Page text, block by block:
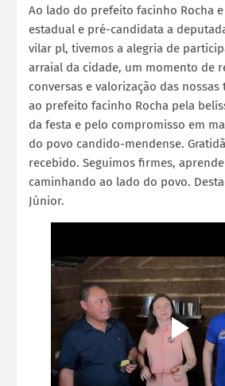
Ao lado do prefeito facinho Rocha
estadual e pré-candidata a
vilar pl, tivemos a alegria de
arraial da cidade, um momento de
conversas e valorização das nossas
ao prefeito facinho Rocha pela
da festa e pelo compromisso em
do povo candido-mendense.
recebido. Seguimos firmes,
caminhando ao lado do povo.
Júnior.